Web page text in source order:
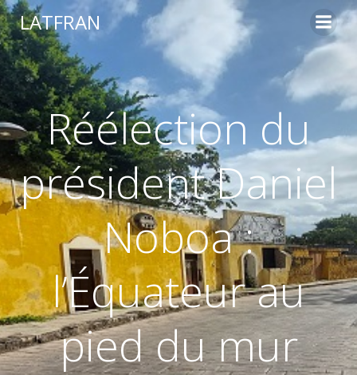
LATFRAN
Réélection du
président Daniel
Noboa :
l’Équateur au
pied du mur